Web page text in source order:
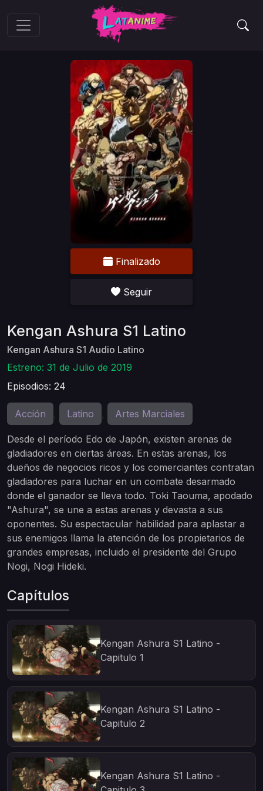
Finalizado
Seguir
Kengan Ashura S1 Latino
Kengan Ashura S1 Audio Latino
Estreno: 31 de Julio de 2019
Episodios: 24
Acción Latino Artes Marciales
Desde el período Edo de Japón, existen arenas de
gladiadores en ciertas áreas. En estas arenas, los
dueños de negocios ricos y los comerciantes contratan
gladiadores para luchar en un combate desarmado
donde el ganador se lleva todo. Toki Taouma, apodado
"Ashura", se une a estas arenas y devasta a sus
oponentes. Su espectacular habilidad para aplastar a
sus enemigos llama la atención de los propietarios de
grandes empresas, incluido el presidente del Grupo
Nogi, Nogi Hideki.
Capítulos
Kengan Ashura S1 Latino -
Capitulo 1
Kengan Ashura S1 Latino -
Capitulo 2
Kengan Ashura S1 Latino -